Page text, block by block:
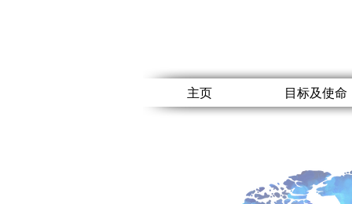
主页 目标及使命